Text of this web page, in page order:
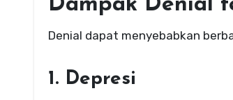
Dampak Denial
Denial dapat menyebabkan
1. Depresi